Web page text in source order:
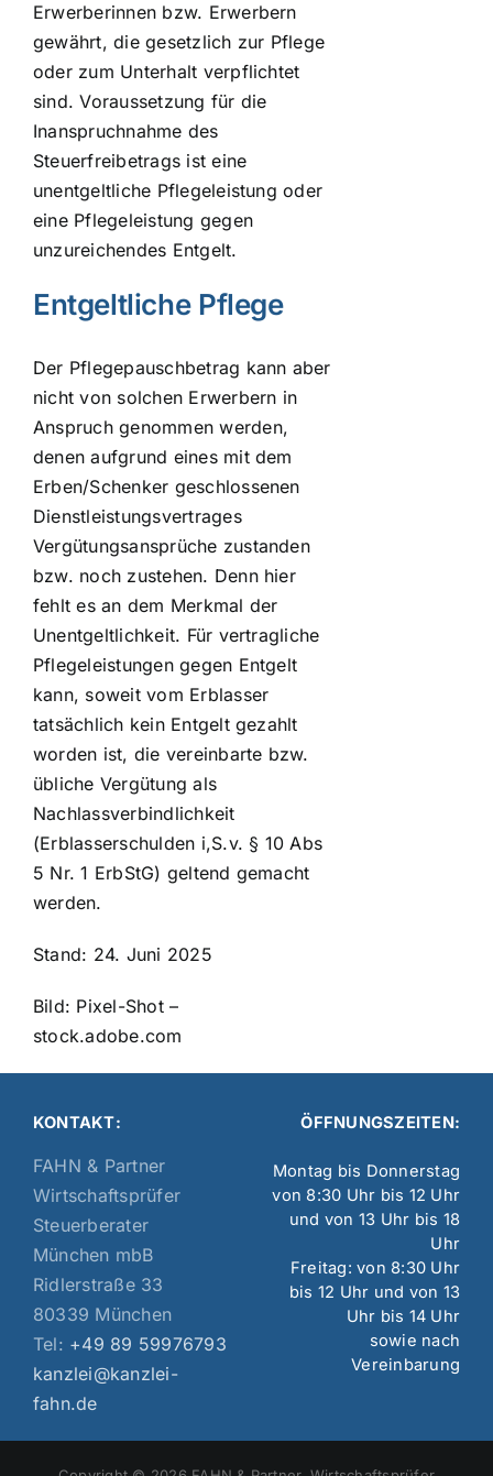
Erwerberinnen bzw. Erwerbern
gewährt, die gesetzlich zur Pflege
oder zum Unterhalt verpflichtet
sind. Voraussetzung für die
Inanspruchnahme des
Steuerfreibetrags ist eine
unentgeltliche Pflegeleistung oder
eine Pflegeleistung gegen
unzureichendes Entgelt.
Entgeltliche Pflege
Der Pflegepauschbetrag kann aber
nicht von solchen Erwerbern in
Anspruch genommen werden,
denen aufgrund eines mit dem
Erben/Schenker geschlossenen
Dienstleistungsvertrages
Vergütungsansprüche zustanden
bzw. noch zustehen. Denn hier
fehlt es an dem Merkmal der
Unentgeltlichkeit. Für vertragliche
Pflegeleistungen gegen Entgelt
kann, soweit vom Erblasser
tatsächlich kein Entgelt gezahlt
worden ist, die vereinbarte bzw.
übliche Vergütung als
Nachlassverbindlichkeit
(Erblasserschulden i,S.v. § 10 Abs
5 Nr. 1 ErbStG) geltend gemacht
werden.
Stand: 24. Juni 2025
Bild: Pixel-Shot –
stock.adobe.com
KONTAKT:
FAHN & Partner
Wirtschaftsprüfer
Steuerberater
München mbB
Ridlerstraße 33
80339 München
Tel: +49 89 59976793
kanzlei@kanzlei-
fahn.de
ÖFFNUNGSZEITEN:
Montag bis Donnerstag
von 8:30 Uhr bis 12 Uhr
und von 13 Uhr bis 18
Uhr
Freitag: von 8:30 Uhr
bis 12 Uhr und von 13
Uhr bis 14 Uhr
sowie nach
Vereinbarung